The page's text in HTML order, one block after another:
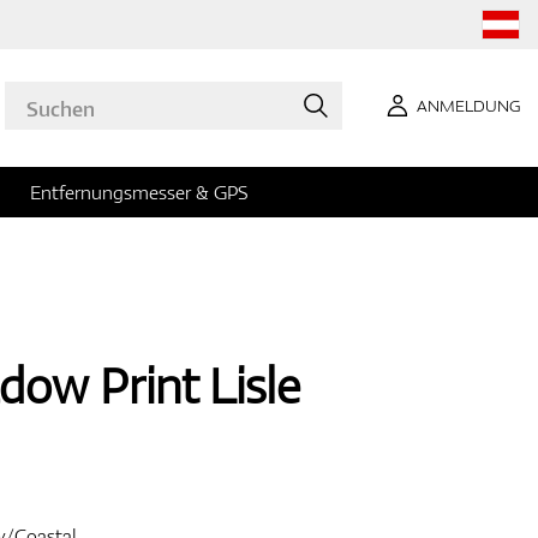
ANMELDUNG
Entfernungsmesser & GPS
Print Lisle